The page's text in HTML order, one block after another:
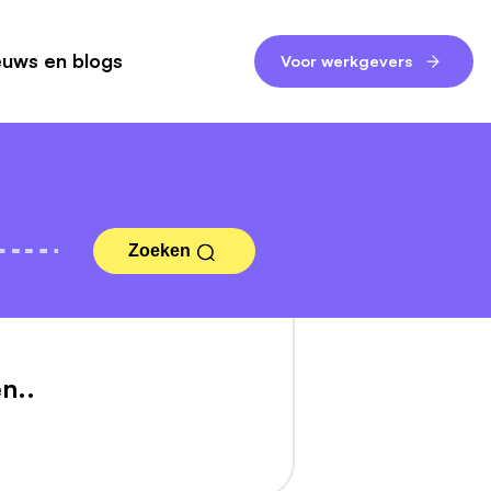
en blogs Voor werkgevers
Zoeken